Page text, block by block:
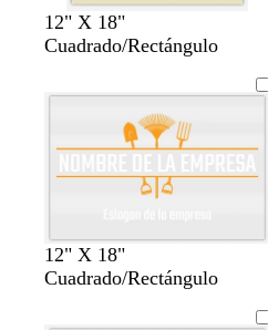
12" X 18"
Cuadrado/Rectángulo
12" X 18"
Cuadrado/Rectángulo